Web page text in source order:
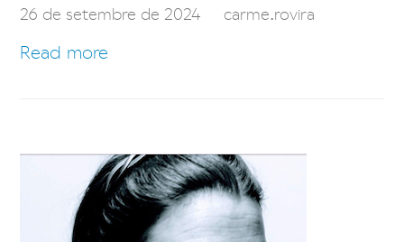
26 de setembre de 2024 carme.rovira
Read more